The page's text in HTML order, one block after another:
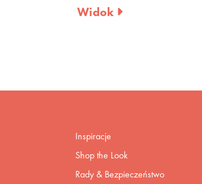
Inspiracje
Shop the Look
Rady & Bezpieczeństwo